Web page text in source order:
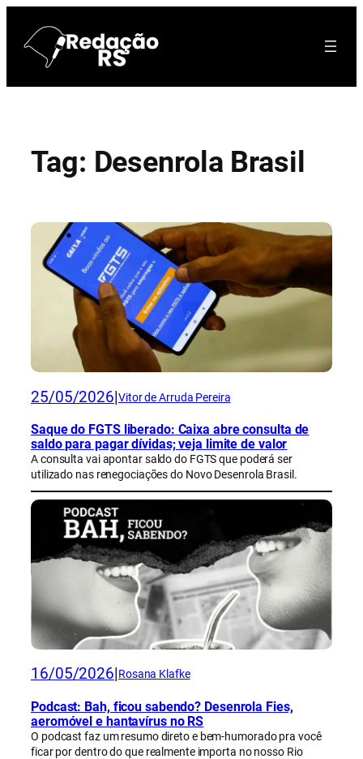
para
Tag: Desenrola Brasil
25/05/2026 Vitor de Arruda Pereira
Saque do FGTS liberado: Caixa abre consulta de
saldo para pagar dívidas; veja limite de valor
A consulta vai apontar saldo do FGTS que poderá ser
utilizado nas renegociações do Novo Desenrola Brasil.
16/05/2026 Rosana Klafke
Podcast: Bah, ficou sabendo? Desenrola Fies,
aeromóvel e hantavírus no RS
O podcast faz um resumo direto e bem-humorado pra você
ficar por dentro do que realmente importa no nosso Rio